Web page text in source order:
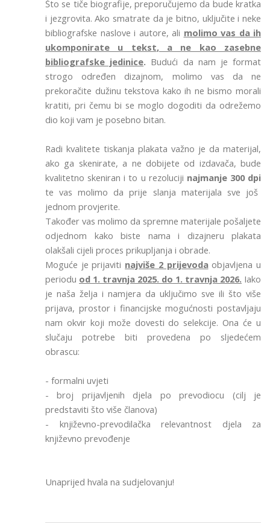
Što se tiče biografije, preporučujemo da bude kratka
i jezgrovita. Ako smatrate da je bitno, uključite i neke
bibliografske naslove i autore, ali molimo vas da ih
ukomponirate u tekst,a ne kao zasebne
bibliografske jedinice. Budući da nam je format
strogo određen dizajnom, molimo vas da ne
prekoračite dužinu tekstova kako ih ne bismo morali
kratiti, pri čemu bi se moglo dogoditi da odrežemo
dio koji vam je posebno bitan.
Radi kvalitete tiskanja plakata važno je da materijal,
ako ga skenirate, a ne dobijete od izdavača, bude
kvalitetno skeniran i to u rezoluciji najmanje 300 dpi
te vas molimo da prije slanja materijala sve još
jednom provjerite.
Također vas molimo da spremne materijale pošaljete
odjednom kako biste nama i dizajneru plakata
olakšali cijeli proces prikupljanja i obrade.
Moguće je prijaviti najviše 2 prijevoda objavljena u
periodu od 1. travnja 2025. do 1. travnja 2026. Iako
je naša želja i namjera da uključimo sve ili što više
prijava, prostor i financijske mogućnosti postavljaju
nam okvir koji može dovesti do selekcije. Ona će u
slučaju potrebe biti provedena po sljedećem
obrascu:
- formalni uvjeti
- broj prijavljenih djela po prevodiocu (cilj je
predstaviti što više članova)
- književno-prevodilačka relevantnost djela za
književno prevođenje
Unaprijed hvala na sudjelovanju!